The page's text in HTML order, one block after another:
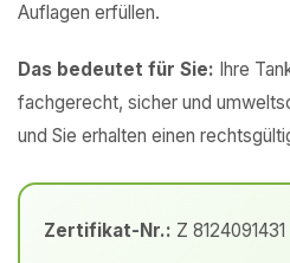
Auflagen erfüllen.
Das bedeutet für Sie: Ihre
fachgerecht, sicher und
und Sie erhalten einen
Zertifikat-Nr.: Z 8124091431